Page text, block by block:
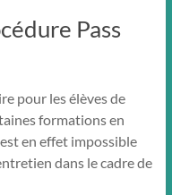
Pass
pour les élèves de
formations en
en effet impossible
dans le cadre de